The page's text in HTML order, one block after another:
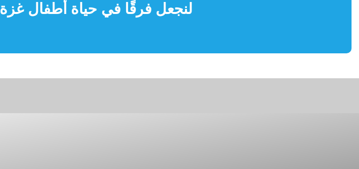
لنجعل فرقًا في حياة أطفال غزة